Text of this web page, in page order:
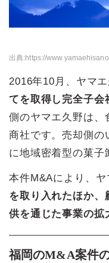
出典:https://
2016年10月、ヤマエ
てを取得し完全子会
側のヤマエ久野は、
商社です。売却側の
に地域密着型の菓子
本件M&Aにより、
を取り入れたほか、
供を通じた事業の拡
福岡のM&A案件